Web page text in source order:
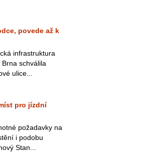
povede až k
infrastruktura
schválila
ulice...
pro jízdní
požadavky na
i podobu
Stan...